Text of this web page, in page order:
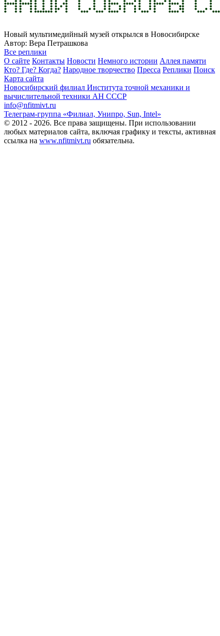
Новый мультимедийный музей открылся в Новосибирске
Автор: Вера Петрашкова
Все реплики
О сайте Контакты Новости Немного истории Аллея памяти
Кто? Где? Когда? Народное творчество Пресса Реплики Поиск
Карта сайта
Новосибирский филиал Института точной механики и
вычислительной техники АН СССР
info@nfitmivt.ru
Телеграм-группа «Филиал, Унипро, Sun, Intel»
© 2012 - 2026. Все права защищены. При использовании
любых материалов сайта, включая графику и тексты, активная
ссылка на www.nfitmivt.ru обязательна.